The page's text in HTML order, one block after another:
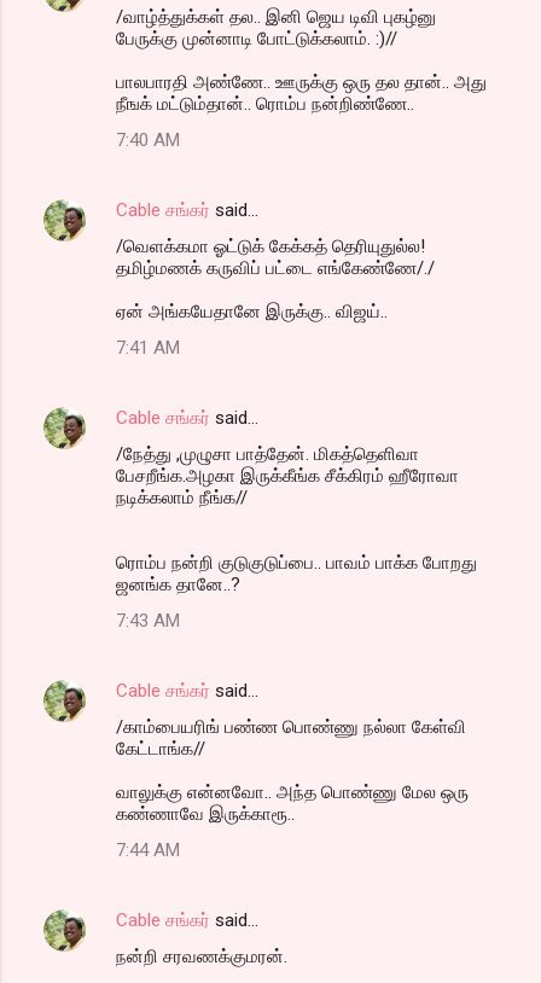
/வாழ்த்துக்கள் தல.. இனி ஜெய டிவி புகழ்னு
பேருக்கு முன்னாடி போட்டுக்கலாம். :)//
பாலபாரதி அண்ணே.. ஊருக்கு ஒரு தல தான்.. அது
நீஙக் மட்டும்தான்.. ரொம்ப நன்றிண்ணே..
7:40 AM
Cable சங்கர் said…
/வெளக்கமா ஓட்டுக் கேக்கத் தெரியுதுல்ல!
தமிழ்மணக் கருவிப் பட்டை எங்கேண்ணே/./
ஏன் அங்கயேதானே இருக்கு.. விஜய்..
7:41 AM
Cable சங்கர் said…
/நேத்து ,முழுசா பாத்தேன். மிகத்தெளிவா
பேசறீங்க.அழகா இருக்கீங்க சீக்கிரம் ஹீரோவா
நடிக்கலாம் நீங்க//
ரொம்ப நன்றி குடுகுடுப்பை.. பாவம் பாக்க போறது
ஜனங்க தானே..?
7:43 AM
Cable சங்கர் said…
/காம்பையரிங் பண்ண பொண்ணு நல்லா கேள்வி
கேட்டாங்க//
வாலுக்கு என்னவோ.. அந்த பொண்ணு மேல ஒரு
கண்ணாவே இருக்காரூ..
7:44 AM
Cable சங்கர் said…
நன்றி சரவணக்குமரன்.